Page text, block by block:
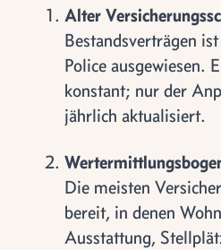
Alter
Bestandsverträgen
Police ausgewiesen.
konstant; nur der
jährlich aktualisiert.
Die meisten
bereit, in denen
Ausstattung,